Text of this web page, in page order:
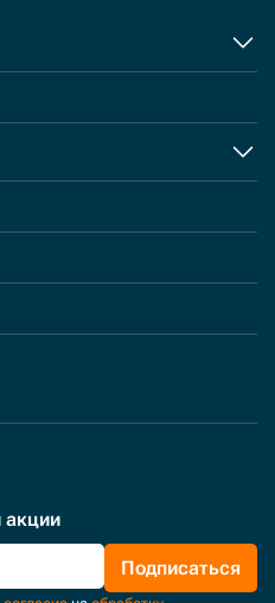
акции
Подписаться